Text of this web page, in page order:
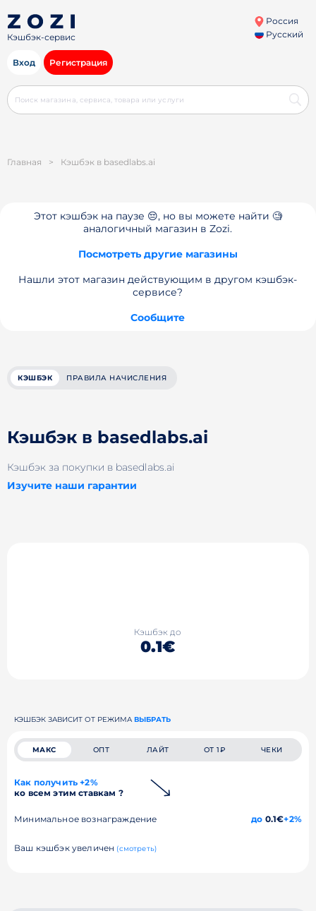
Кэшбэк-сервис
Россия
Русский
Вход Регистрация
Главная > Кэшбэк в basedlabs.ai
Этот кэшбэк на паузе 😔, но вы можете найти 🧐
аналогичный магазин в Zozi.
Посмотреть другие магазины
Нашли этот магазин действующим в другом кэшбэк-
сервисе?
Сообщите
КЭШБЭК ПРАВИЛА НАЧИСЛЕНИЯ
Кэшбэк в basedlabs.ai
Кэшбэк за покупки в basedlabs.ai
Изучите наши гарантии
Кэшбэк до
0.1€
КЭШБЭК ЗАВИСИТ ОТ РЕЖИМА ВЫБРАТЬ
МАКС ОПТ ЛАЙТ ОТ 1₽ ЧЕКИ
Как получить +2%
ко всем этим ставкам ?
Минимальное вознаграждение до 0.1€+2%
Ваш кэшбэк увеличен (смотреть)